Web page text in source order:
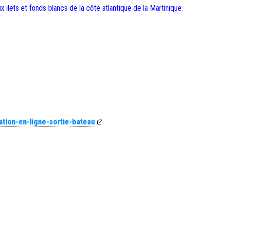
ilets et fonds blancs de la côte atlantique de la Martinique.
en-ligne-sortie-bateau